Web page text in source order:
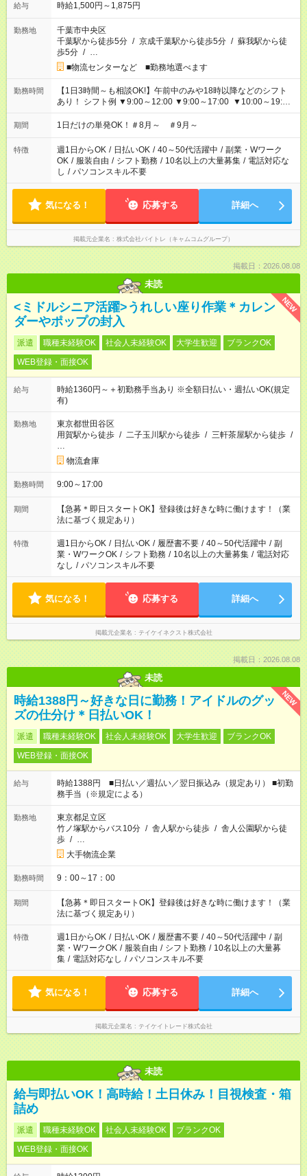
給与 時給1,500円～1,875円
勤務地
千葉市中央区
千葉駅から徒歩5分 / 京成千葉駅から徒歩5分 / 蘇我駅から徒
歩5分 / …
■物流センターなど ■勤務地選べます
勤務時間
【1日3時間～も相談OK!】午前中のみや18時以降などのシフト
あり！ シフト例 ▼9:00～12:00 ▼9:00～17:00 ▼10:00～19:00
▼18:00～21:00
期間 1日だけの単発OK！＃8月～ ＃9月～
特徴 週1日からOK / 日払いOK / 40～50代活躍中 / 副業・Wワーク
OK / 服装自由 / シフト勤務 / 10名以上の大量募集 / 電話対応な
し / パソコンスキル不要
気になる！ 応募する 詳細へ
掲載元企業名 株式会社バイトレ（キャムコムグループ）
掲載日：2026.08.08
未読
NEW
<ミドルシニア活躍>うれしい座り作業＊カレン
ダーやポップの封入
派遣 職種未経験OK 社会人未経験OK 大学生歓迎
ブランクOK
WEB登録・面接OK
給与
時給1360円～＋初勤務手当あり ※全額日払い・週払いOK(規定
有)
勤務地
東京都世田谷区
用賀駅から徒歩 / 二子玉川駅から徒歩 / 三軒茶屋駅から徒歩 /
…
物流倉庫
勤務時間 9:00～17:00
期間
【急募＊即日スタートOK】登録後は好きな時に働けます！（業
法に基づく規定あり）
特徴 週1日からOK / 日払いOK / 履歴書不要 / 40～50代活躍中 / 副
業・WワークOK / シフト勤務 / 10名以上の大量募集 / 電話対応
なし / パソコンスキル不要
気になる！ 応募する 詳細へ
掲載元企業名 テイケイネクスト株式会社
掲載日：2026.08.08
未読
NEW
時給1388円～好きな日に勤務！アイドルのグッ
ズの仕分け＊日払いOK！
派遣 職種未経験OK 社会人未経験OK 大学生歓迎
ブランクOK
WEB登録・面接OK
給与
時給1388円 ■日払い／週払い／翌日振込み（規定あり） ■初勤
務手当（※規定による）
勤務地
東京都足立区
竹ノ塚駅からバス10分 / 舎人駅から徒歩 / 舎人公園駅から徒
歩 / …
大手物流企業
勤務時間 9：00～17：00
期間
【急募＊即日スタートOK】登録後は好きな時に働けます！（業
法に基づく規定あり）
特徴 週1日からOK / 日払いOK / 履歴書不要 / 40～50代活躍中 / 副
業・WワークOK / 服装自由 / シフト勤務 / 10名以上の大量募
集 / 電話対応なし / パソコンスキル不要
気になる！ 応募する 詳細へ
掲載元企業名 テイケイトレード株式会社
未読
給与即払いOK！高時給！土日休み！目視検査・箱
詰め
派遣 職種未経験OK 社会人未経験OK
ブランクOK
WEB登録・面接OK